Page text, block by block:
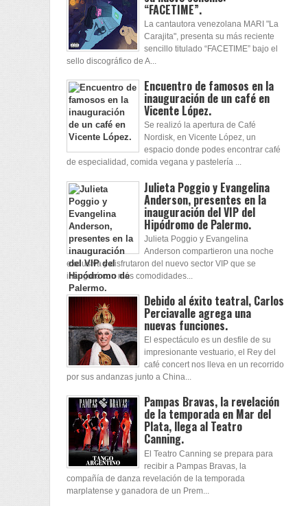
“FACETIME”.
La cantautora venezolana MARI "La
Carajita", presenta su más reciente
sencillo titulado “FACETIME” bajo el
sello discográfico de A...
Encuentro de famosos en la
inauguración de un café en
Vicente López.
Se realizó la apertura de Café
Nordisk, en Vicente López, un
espacio donde podes encontrar café
de especialidad, comida vegana y pastelería ...
Julieta Poggio y Evangelina
Anderson, presentes en la
inauguración del VIP del
Hipódromo de Palermo.
Julieta Poggio y Evangelina
Anderson compartieron una noche
exclusiva y disfrutaron del nuevo sector VIP que se
inauguró con más comodidades...
Debido al éxito teatral, Carlos
Perciavalle agrega una
nuevas funciones.
El espectáculo es un desfile de su
impresionante vestuario, el Rey del
café concert nos lleva en un recorrido
por sus andanzas junto a China...
Pampas Bravas, la revelación
de la temporada en Mar del
Plata, llega al Teatro
Canning.
El Teatro Canning se prepara para
recibir a Pampas Bravas, la
compañía de danza revelación de la temporada
marplatense y ganadora de un Prem...